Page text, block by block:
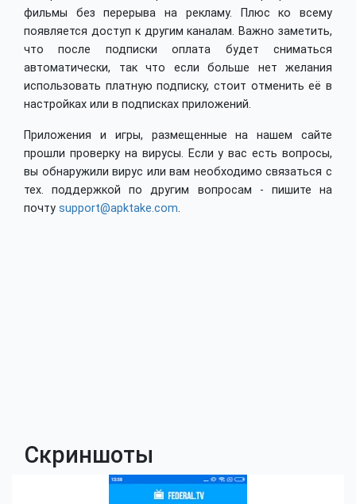
фильмы без перерыва на рекламу. Плюс ко всему
появляется доступ к другим каналам. Важно заметить,
что после подписки оплата будет сниматься
автоматически, так что если больше нет желания
использовать платную подписку, стоит отменить её в
настройках или в подписках приложений.
Приложения и игры, размещенные на нашем сайте
прошли проверку на вирусы. Если у вас есть вопросы,
вы обнаружили вирус или вам необходимо связаться с
тех. поддержкой по другим вопросам - пишите на
почту support@apktake.com.
Скриншоты